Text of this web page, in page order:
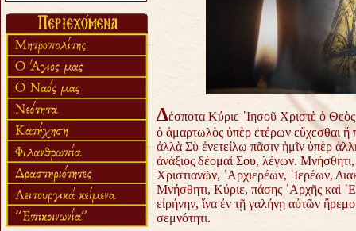
«πολύ αργά».
Ζητείται....
Δέσποτα Κύριε ᾿Ιησοῦ Χριστὲ ὁ
ὁ ἁμαρτωλὸς ὑπὲρ ἑτέρων εὔχεσθαι
ἀλλὰ Σὺ ἐνετείλω πᾶσιν ἡμῖν ὑπὲρ
ἀνάξιος δέομαί Σου, λέγων.
Χριστιανῶν, ᾿Αρχιερέων, ῾Ιερέων,
Μνήσθητι, Κύριε, πάσης ᾿Αρχῆς καὶ
εἰρήνην, ἵνα ἐν τῇ γαλήνῃ αὐτῶν
σεμνότητι.